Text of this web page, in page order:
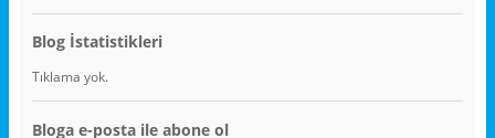
Blog İstatistikleri
Tıklama yok.
Bloga e-posta ile abone ol